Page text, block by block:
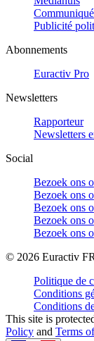
Publicité
Abonnements
Euractiv Pro
Newsletters
Rapporteur
Newsletters
Social
Bezoek ons
Bezoek ons
Bezoek ons
Bezoek ons
Bezoek ons
© 2026 Euractiv
Politique de
Conditions
Conditions
This site is
Policy and Terms